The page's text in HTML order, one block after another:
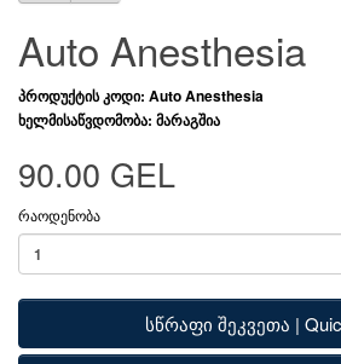
Auto Anesthesia
პროდუქტის კოდი: Auto Anesthesia
ხელმისაწვდომობა: მარაგშია
90.00 GEL
რაოდენობა
სწრაფი შეკვეთა |